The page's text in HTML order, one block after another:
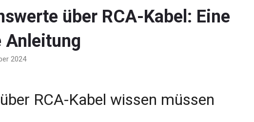
über RCA-Kabel: Eine
Anleitung
2024
RCA-Kabel wissen müssen